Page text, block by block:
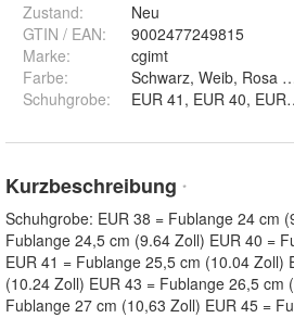
Zustand:
Neu
GTIN / EAN:
9002477249815
Marke:
cgimt
Farbe:
Schuhgrobe:
Kurzbeschreibung *
Schuhgrobe: EUR 38 = Fublange 24 cm
Fublange 24,5 cm (9.64 Zoll) EUR 40 =
EUR 41 = Fublange 25,5 cm (10.04 Zoll)
(10.24 Zoll) EUR 43 = Fublange 26,5 cm
Fublange 27 cm (10,63 Zoll) EUR 45 =